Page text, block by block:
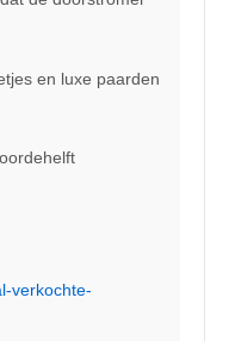
en luxe paarden
verkochte-